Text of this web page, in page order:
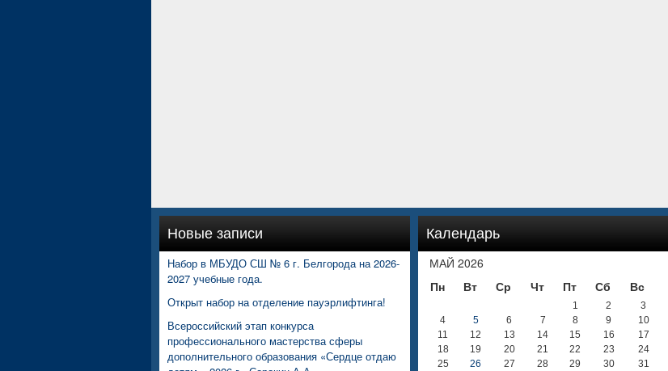
Новые записи
Набор в МБУДО СШ № 6 г. Белгорода на 2026-
2027 учебные года.
Открыт набор на отделение пауэрлифтинга!
Всероссийский этап конкурса
профессионального мастерства сферы
дополнительного образования «Сердце отдаю
Календарь
МАЙ 2026
Пн
Вт Ср Чт Пт Сб Вс
1 2
3
4
5 6 7 8 9
10
11
12 13 14 15 16
17
18
19 20 21 22 23
24
25
26 27 28 29 30 31